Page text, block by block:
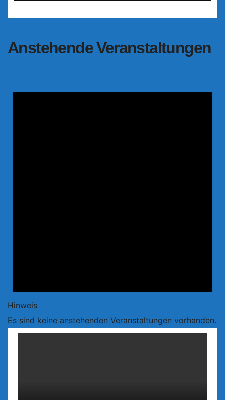
Anstehende Veranstaltungen
Hinweis
Es sind keine anstehenden Veranstaltungen vorhanden.